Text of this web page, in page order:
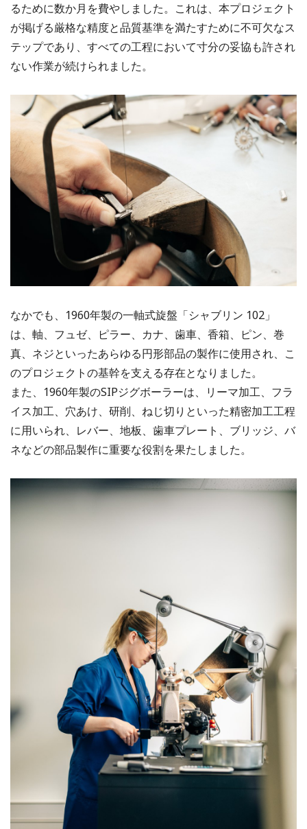
るために数か月を費やしました。これは、本プロジェクト
が掲げる厳格な精度と品質基準を満たすために不可欠なス
テップであり、すべての工程において寸分の妥協も許され
ない作業が続けられました。
なかでも、1960年製の一軸式旋盤「シャブリン 102」
は、軸、フュゼ、ピラー、カナ、歯車、香箱、ピン、巻
真、ネジといったあらゆる円形部品の製作に使用され、こ
のプロジェクトの基幹を支える存在となりました。
また、1960年製のSIPジグボーラーは、リーマ加工、フラ
イス加工、穴あけ、研削、ねじ切りといった精密加工工程
に用いられ、レバー、地板、歯車プレート、ブリッジ、バ
ネなどの部品製作に重要な役割を果たしました。